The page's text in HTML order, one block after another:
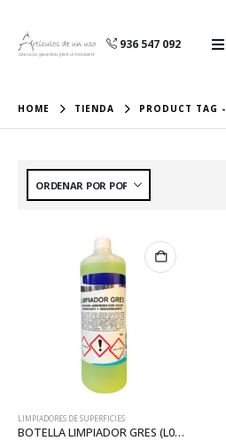
936 547 092
HOME TIENDA PRODUCT TAG -
LIMPIADORES DE SUPERFICIES
BOTELLA LIMPIADOR GRES (L094)